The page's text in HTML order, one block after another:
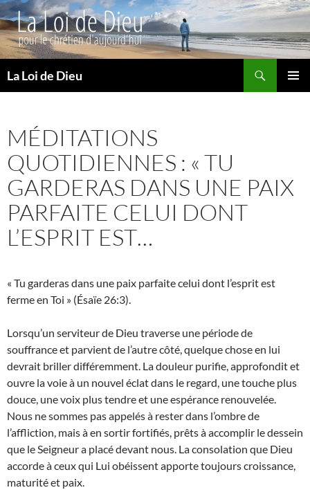
La Loi de Dieu
MÉDITATIONS
QUOTIDIENNES : « TU
GARDERAS DANS UNE PAIX
PARFAITE CELUI DONT
L’ESPRIT EST…
« Tu garderas dans une paix parfaite celui dont l’esprit est
ferme en Toi » (Ésaïe 26:3).
Lorsqu’un serviteur de Dieu traverse une période de
souffrance et parvient de l’autre côté, quelque chose en lui
devrait briller différemment. La douleur purifie, approfondit et
ouvre la voie à un nouvel éclat dans le regard, une touche plus
douce, une voix plus tendre et une espérance renouvelée.
Nous ne sommes pas appelés à rester dans l’ombre de
l’affliction, mais à en sortir fortifiés, prêts à accomplir le dessein
que le Seigneur a placé devant nous. La consolation que Dieu
accorde à ceux qui Lui obéissent apporte toujours croissance,
maturité et paix.